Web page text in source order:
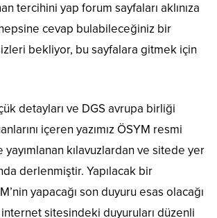
tercihini yap forum sayfaları aklınıza
cevap bulabileceğiniz bir
bekliyor, bu sayfalara gitmek için
detayları ve DGS avrupa birliği
içeren yazımız ÖSYM resmi
kılavuzlardan ve sitede yer
derlenmiştir. Yapılacak bir
yapacağı son duyuru esas olacağı
sitesindeki duyuruları düzenli